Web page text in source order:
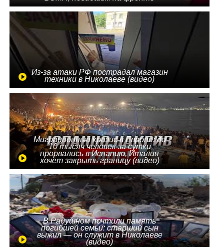
Из-за атаки РФ пострадал магазин
техники в Николаеве (видео)
Миграционный кризис в Европе: до
10 тысяч человек за сутки
прорвались в Испанию, Италия
хочет закрыть границу (видео)
В Радушном почтили память
погибшей семьи: старший сын
выжил — он служит в Николаеве
(видео)